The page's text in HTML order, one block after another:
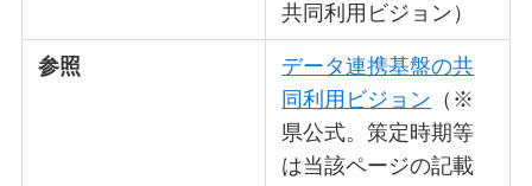
共同利用ビジョン）
参照
データ連携基盤の共
同利用ビジョン （※
県公式。策定時期等
は当該ページの記載